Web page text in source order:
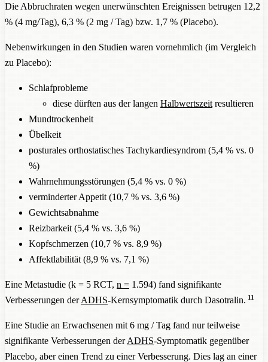
Die Abbruchraten wegen unerwünschten Ereignissen betrugen 12,2
% (4 mg/Tag), 6,3 % (2 mg / Tag) bzw. 1,7 % (Placebo).
Nebenwirkungen in den Studien waren vornehmlich (im Vergleich
zu Placebo):
Schlafprobleme
diese dürften aus der langen Halbwertszeit resultieren
Mundtrockenheit
Übelkeit
posturales orthostatisches Tachykardiesyndrom (5,4 % vs. 0
%)
Wahrnehmungsstörungen (5,4 % vs. 0 %)
verminderter Appetit (10,7 % vs. 3,6 %)
Gewichtsabnahme
Reizbarkeit (5,4 % vs. 3,6 %)
Kopfschmerzen (10,7 % vs. 8,9 %)
Affektlabilität (8,9 % vs. 7,1 %)
Eine Metastudie (k = 5 RCT, n = 1.594) fand signifikante
Verbesserungen derADHS-Kernsymptomatik durch Dasotralin. 11
Eine Studie an Erwachsenen mit 6 mg / Tag fand nur teilweise
signifikante Verbesserungen derADHS-Symptomatik gegenüber
Placebo, aber einen Trend zu einer Verbesserung. Dies lag an einer